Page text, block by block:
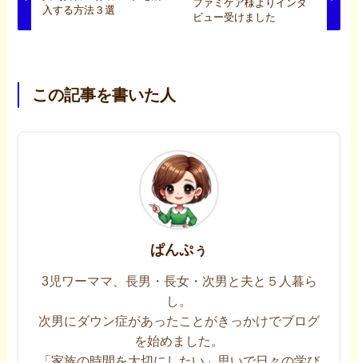
入する方法３選
ファミケア様よりインタ
ビュー受けました
この記事を書いた人
ぱんぷぅ
3児ワーママ、長男・長女・次男と夫と５人暮ら
し。
次男にダウン症があったことがきっかけでブログ
を始めました。